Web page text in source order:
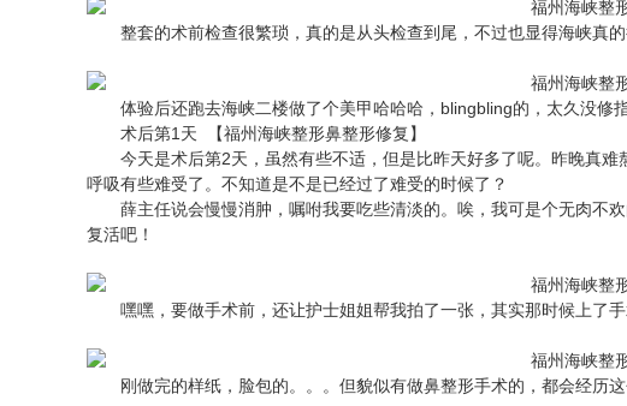
整套的术前检查很繁琐，真的是从头检查到尾，不过也显得海峡真的
体验后还跑去海峡二楼做了个美甲哈哈哈，blingbling的，太久没修
术后第1天 【福州海峡整形鼻整形修复】
今天是术后第2天，虽然有些不适，但是比昨天好多了呢。昨晚真难
呼吸有些难受了。不知道是不是已经过了难受的时候了？
薛主任说会慢慢消肿，嘱咐我要吃些清淡的。唉，我可是个无肉不
复活吧！
嘿嘿，要做手术前，还让护士姐姐帮我拍了一张，其实那时候上了
刚做完的样纸，脸包的。。。但貌似有做鼻整形手术的，都会经历这